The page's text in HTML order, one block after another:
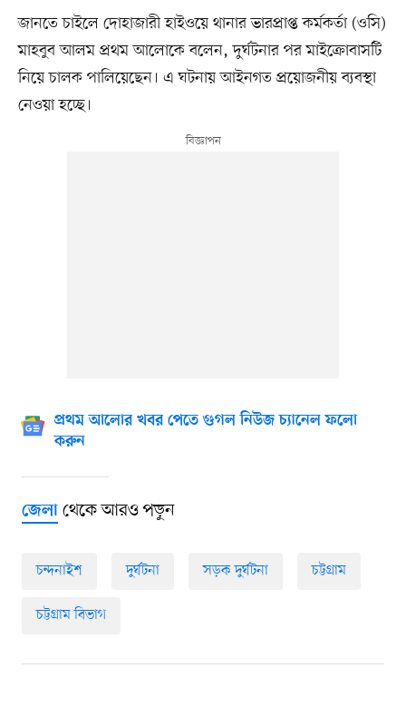
জানতে চাইলে দোহাজারী হাইওয়ে থানার ভারপ্রাপ্ত কর্মকর্তা (ওসি)
মাহবুব আলম প্রথম আলোকে বলেন, দুর্ঘটনার পর মাইক্রোবাসটি
নিয়ে চালক পালিয়েছেন। এ ঘটনায় আইনগত প্রয়োজনীয় ব্যবস্থা
নেওয়া হচ্ছে।
প্রথম আলোর খবর পেতে গুগল নিউজ চ্যানেল ফলো
করুন
জেলাথেকে আরও পড়ুন
চন্দনাইশ দুর্ঘটনা সড়ক দুর্ঘটনা চট্টগ্রাম
চট্টগ্রাম বিভাগ